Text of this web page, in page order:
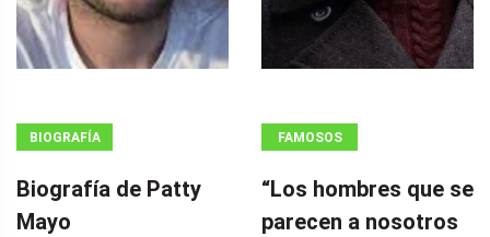
BIOGRAFÍA
Biografía de Patty
Mayo
FAMOSOS
“Los hombres que se
parecen a nosotros